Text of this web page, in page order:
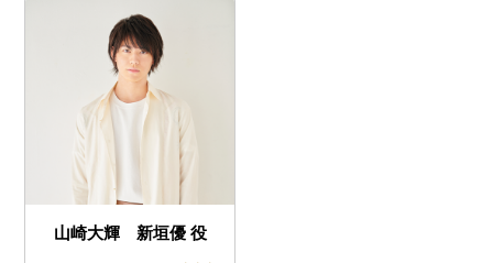
山崎大輝 新垣優 役